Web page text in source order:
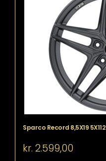
Sparco Record 8,5X19 5X112
kr. 2.599,00